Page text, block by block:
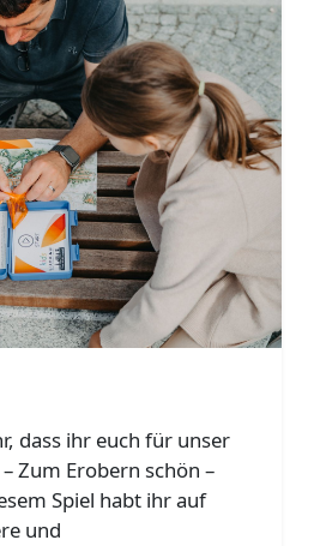
dass ihr euch für unser
Zum Erobern schön –
Spiel habt ihr auf
und